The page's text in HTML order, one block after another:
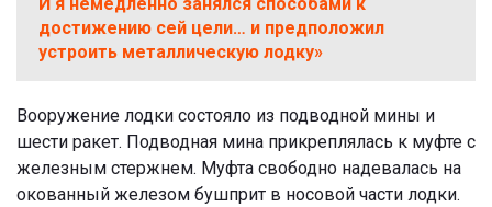
И я немедленно занялся способами к
достижению сей цели… и предположил
устроить металлическую лодку»
Вооружение лодки состояло из подводной мины и
шести ракет. Подводная мина прикреплялась к муфте с
железным стержнем. Муфта свободно надевалась на
окованный железом бушприт в носовой части лодки.